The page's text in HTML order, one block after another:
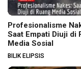
Profesionalisme
Saat Empati Diuji di
Media Sosial
BILIK ELIPSIS